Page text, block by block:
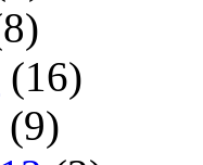
(16)
(9)